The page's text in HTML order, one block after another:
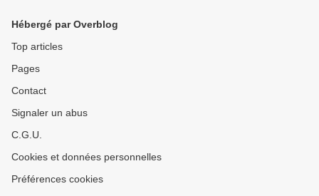
Hébergé par Overblog
Top articles
Pages
Contact
Signaler un abus
C.G.U.
Cookies et données personnelles
Préférences cookies